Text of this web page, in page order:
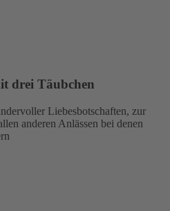
drei Täubchen
Liebesbotschaften, zur
anderen Anlässen bei denen